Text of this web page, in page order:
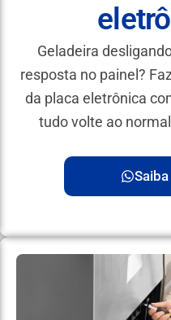
Geladeira
resposta no painel?
da placa eletrônica
tudo volte ao